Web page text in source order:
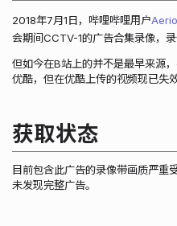
2018年7月1日，哔哩哔哩用户
会期间CCTV-1的广告合集录像，录
但如今在B站上的并不是最早来源
优酷，但在优酷上传的视频现已失
获取状态
目前包含此广告的录像带画质严重
未发现完整广告。